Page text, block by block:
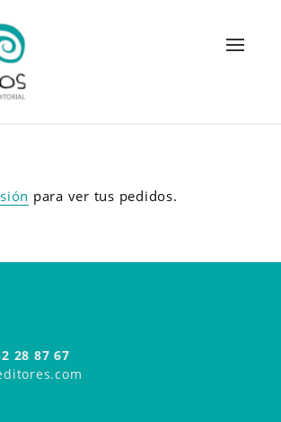
para ver tus pedidos.
28 87 67